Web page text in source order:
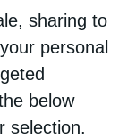
sharing to
personal
below
selection.